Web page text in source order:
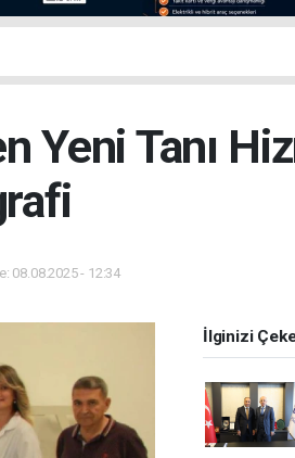
Yeni Tanı
08.08.2025 - 12:34
İlginizi